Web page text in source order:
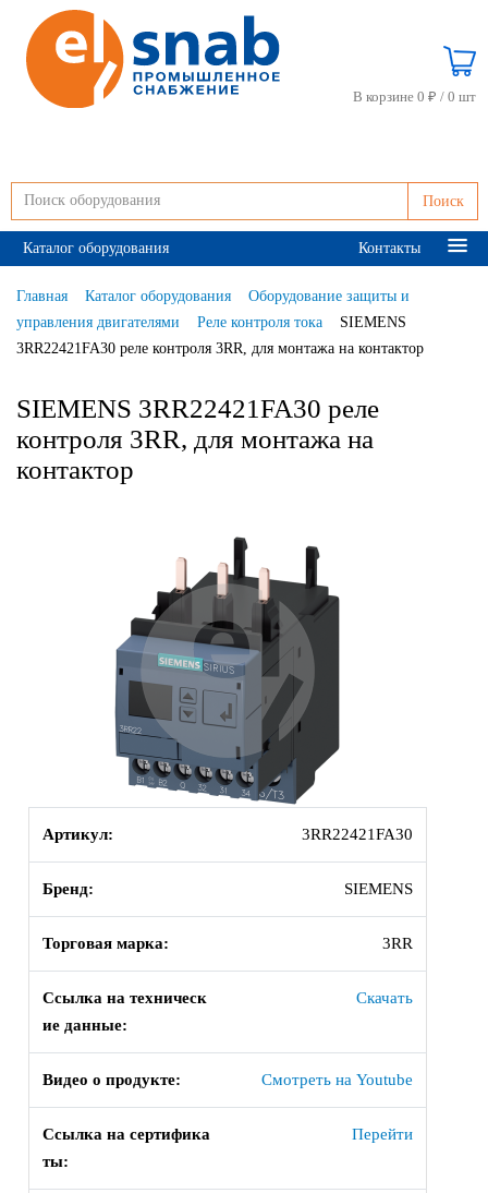
Поиск
В корзине 0 ₽ / 0 шт
Каталог оборудования Контакты
Главная Каталог оборудования
Оборудование защиты и
управления двигателями
Реле контроля тока
SIEMENS
3RR22421FA30 реле контроля 3RR, для монтажа на контактор
SIEMENS 3RR22421FA30 реле
контроля 3RR, для монтажа на
контактор
Артикул: 3RR22421FA30
Бренд: SIEMENS
Торговая марка: 3RR
Ссылка на техническ
ие данные:
Скачать
Видео о продукте: Смотреть на Youtube
Ссылка на сертифика
ты:
Перейти